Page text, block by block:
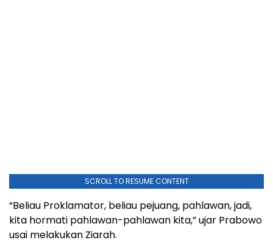
SCROLL TO RESUME CONTENT
“Beliau Proklamator, beliau pejuang, pahlawan, jadi,
kita hormati pahlawan-pahlawan kita,” ujar Prabowo
usai melakukan Ziarah.